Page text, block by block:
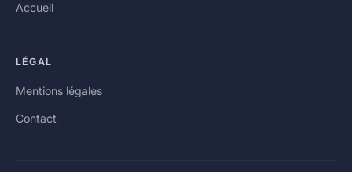
Accueil
LÉGAL
Mentions légales
Contact